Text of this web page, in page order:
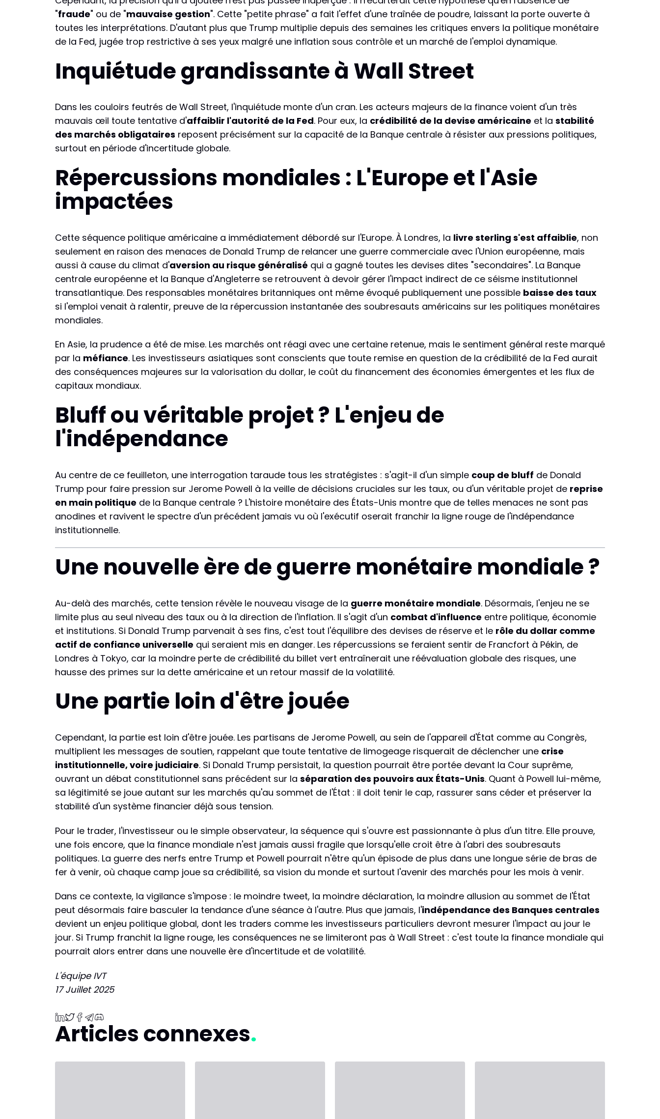
"fraude" ou de "mauvaise gestion". Cette "petite phrase" a fait l'effet d'une traînée de poudre, laissant la porte ouverte à
toutes les interprétations. D'autant plus que Trump multiplie depuis des semaines les critiques envers la politique monétaire
de la Fed, jugée trop restrictive à ses yeux malgré une inflation sous contrôle et un marché de l'emploi dynamique.
Inquiétude grandissante à Wall Street
Dans les couloirs feutrés de Wall Street, l'inquiétude monte d'un cran. Les acteurs majeurs de la finance voient d'un très
mauvais œil toute tentative d'affaiblir l'autorité de la Fed. Pour eux, la crédibilité de la devise américaine et la stabilité
des marchés obligataires reposent précisément sur la capacité de la Banque centrale à résister aux pressions politiques,
surtout en période d'incertitude globale.
Répercussions mondiales : L'Europe et l'Asie
impactées
Cette séquence politique américaine a immédiatement débordé sur l'Europe. À Londres, la livre sterling s'est affaiblie, non
seulement en raison des menaces de Donald Trump de relancer une guerre commerciale avec l'Union européenne, mais
aussi à cause du climat d'aversion au risque généralisé qui a gagné toutes les devises dites "secondaires". La Banque
centrale européenne et la Banque d'Angleterre se retrouvent à devoir gérer l'impact indirect de ce séisme institutionnel
transatlantique. Des responsables monétaires britanniques ont même évoqué publiquement une possible baisse des taux
si l'emploi venait à ralentir, preuve de la répercussion instantanée des soubresauts américains sur les politiques monétaires
mondiales.
En Asie, la prudence a été de mise. Les marchés ont réagi avec une certaine retenue, mais le sentiment général reste marqué
par la méfiance. Les investisseurs asiatiques sont conscients que toute remise en question de la crédibilité de la Fed aurait
des conséquences majeures sur la valorisation du dollar, le coût du financement des économies émergentes et les flux de
capitaux mondiaux.
Bluff ou véritable projet ? L'enjeu de
l'indépendance
Au centre de ce feuilleton, une interrogation taraude tous les stratégistes : s'agit-il d'un simple coup de bluff de Donald
Trump pour faire pression sur Jerome Powell à la veille de décisions cruciales sur les taux, ou d'un véritable projet de reprise
en main politique de la Banque centrale ? L'histoire monétaire des États-Unis montre que de telles menaces ne sont pas
anodines et ravivent le spectre d'un précédent jamais vu où l'exécutif oserait franchir la ligne rouge de l'indépendance
institutionnelle.
Une nouvelle ère de guerre monétaire mondiale ?
Au-delà des marchés, cette tension révèle le nouveau visage de la guerre monétaire mondiale. Désormais, l'enjeu ne se
limite plus au seul niveau des taux ou à la direction de l'inflation. Il s'agit d'un combat d'influence entre politique, économie
et institutions. Si Donald Trump parvenait à ses fins, c'est tout l'équilibre des devises de réserve et le rôle du dollar comme
actif de confiance universelle qui seraient mis en danger. Les répercussions se feraient sentir de Francfort à Pékin, de
Londres à Tokyo, car la moindre perte de crédibilité du billet vert entraînerait une réévaluation globale des risques, une
hausse des primes sur la dette américaine et un retour massif de la volatilité.
Une partie loin d'être jouée
Cependant, la partie est loin d'être jouée. Les partisans de Jerome Powell, au sein de l'appareil d'État comme au Congrès,
multiplient les messages de soutien, rappelant que toute tentative de limogeage risquerait de déclencher une crise
institutionnelle, voire judiciaire. Si Donald Trump persistait, la question pourrait être portée devant la Cour suprême,
ouvrant un débat constitutionnel sans précédent sur la séparation des pouvoirs aux États-Unis. Quant à Powell lui-même,
sa légitimité se joue autant sur les marchés qu'au sommet de l'État : il doit tenir le cap, rassurer sans céder et préserver la
stabilité d'un système financier déjà sous tension.
Pour le trader, l'investisseur ou le simple observateur, la séquence qui s'ouvre est passionnante à plus d'un titre. Elle prouve,
une fois encore, que la finance mondiale n'est jamais aussi fragile que lorsqu'elle croit être à l'abri des soubresauts
politiques. La guerre des nerfs entre Trump et Powell pourrait n'être qu'un épisode de plus dans une longue série de bras de
fer à venir, où chaque camp joue sa crédibilité, sa vision du monde et surtout l'avenir des marchés pour les mois à venir.
Dans ce contexte, la vigilance s'impose : le moindre tweet, la moindre déclaration, la moindre allusion au sommet de l'État
peut désormais faire basculer la tendance d'une séance à l'autre. Plus que jamais, l'indépendance des Banques centrales
devient un enjeu politique global, dont les traders comme les investisseurs particuliers devront mesurer l'impact au jour le
jour. Si Trump franchit la ligne rouge, les conséquences ne se limiteront pas à Wall Street : c'est toute la finance mondiale qui
pourrait alors entrer dans une nouvelle ère d'incertitude et de volatilité.
L'équipe IVT
17 Juillet 2025
Articles connexes